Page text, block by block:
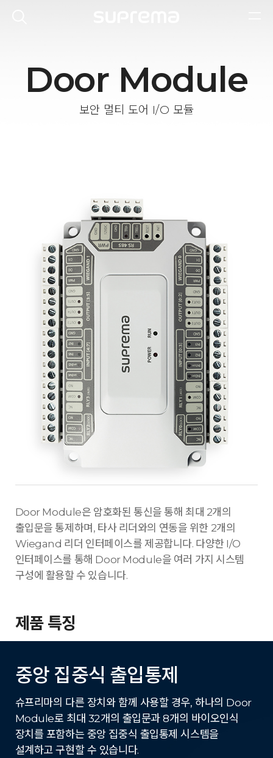
Door Module
보안 멀티 도어 I/O 모듈
Door Module은 암호화된 통신을 통해 최대 2개의
출입문을 통제하며, 타사 리더와의 연동을 위한 2개의
Wiegand 리더 인터페이스를 제공합니다. 다양한 I/O
인터페이스를 통해 Door Module을 여러 가지 시스템
구성에 활용할 수 있습니다.
제품 특징
중앙 집중식 출입통제
슈프리마의 다른 장치와 함께 사용할 경우, 하나의 Door
Module로 최대 32개의 출입문과 8개의 바이오인식
장치를 포함하는 중앙 집중식 출입통제 시스템을
설계하고 구현할 수 있습니다.